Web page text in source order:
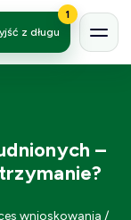
z długu
1
–
wnioskowania /